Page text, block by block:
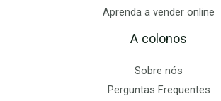
Aprenda a vender online
A colonos
Sobre nós
Perguntas Frequentes